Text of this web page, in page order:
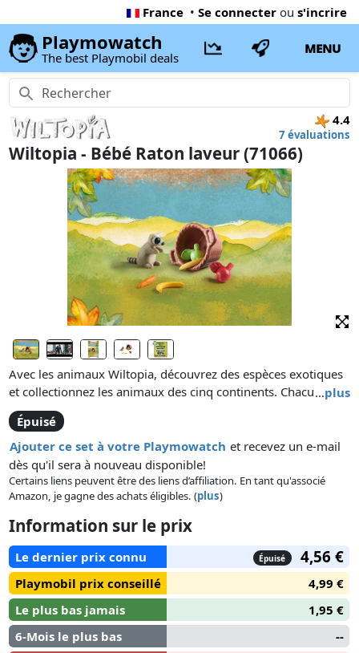
France • Se connecter ou s'incrire
Playmowatch
The best Playmobil deals
MENU
4.4
7 évaluations
Wiltopia - Bébé Raton laveur (71066)
…plus
Avec les animaux Wiltopia, découvrez des espèces exotiques
et collectionnez les animaux des cinq continents. Chacun des
animaux contient une carte à collectionner pour permettre
aux enfants de découvrir de manière ludique les animaux et
leur milieu naturel.
Épuisé
Ajouter ce set à votre Playmowatch et recevez un e-mail
dès qu'il sera à nouveau disponible!
Certains liens peuvent être des liens d’affiliation. En tant qu'associé
Amazon, je gagne des achats éligibles. (plus)
Information sur le prix
Le dernier prix connu Épuisé 4,56 €
Playmobil prix conseillé
4,99 €
Le plus bas jamais
1,95 €
6-Mois le plus bas
--